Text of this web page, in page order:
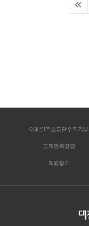
고객만족경영
이메일주소무단수집거부
직원찾기